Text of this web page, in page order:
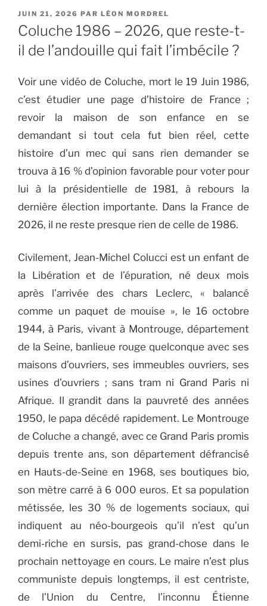
PUBLIÉ
LE
JUIN 21, 2026 PAR LÉON MORDREL
Coluche 1986 – 2026, que reste-t-
il de l’andouille qui fait l’imbécile ?
Voir une vidéo de Coluche, mort le 19 Juin 1986,
c’est étudier une page d’histoire de France ;
revoir la maison de son enfance en se
demandant si tout cela fut bien réel, cette
histoire d’un mec qui sans rien demander se
trouva à 16 % d’opinion favorable pour voter pour
lui à la présidentielle de 1981, à rebours la
dernière élection importante. Dans la France de
2026, il ne reste presque rien de celle de 1986.
Civilement, Jean-Michel Colucci est un enfant de
la Libération et de l’épuration, né deux mois
après l’arrivée des chars Leclerc, « balancé
comme un paquet de mouise », le 16 octobre
1944, à Paris, vivant à Montrouge, département
de la Seine, banlieue rouge quelconque avec ses
maisons d’ouvriers, ses immeubles ouvriers, ses
usines d’ouvriers ; sans tram ni Grand Paris ni
Afrique. Il grandit dans la pauvreté des années
1950, le papa décédé rapidement. Le Montrouge
de Coluche a changé, avec ce Grand Paris promis
depuis trente ans, son département défrancisé
en Hauts-de-Seine en 1968, ses boutiques bio,
son mètre carré à 6 000 euros. Et sa population
métissée, les 30 % de logements sociaux, qui
indiquent au néo-bourgeois qu’il n’est qu’un
demi-riche en sursis, pas grand-chose dans le
prochain nettoyage en cours. Le maire n’est plus
communiste depuis longtemps, il est centriste,
de l’Union du Centre, l’inconnu Étienne